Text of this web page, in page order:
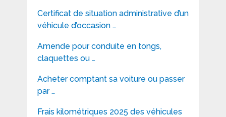
Certificat de situation administrative d’un
véhicule d’occasion …
Amende pour conduite en tongs,
claquettes ou …
Acheter comptant sa voiture ou passer
par …
Frais kilométriques 2025 des véhicules